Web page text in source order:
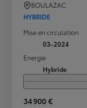
BOULAZAC
HYBRIDE
Mise en circulation
03-2024
Energie
Hybride
34 900 €